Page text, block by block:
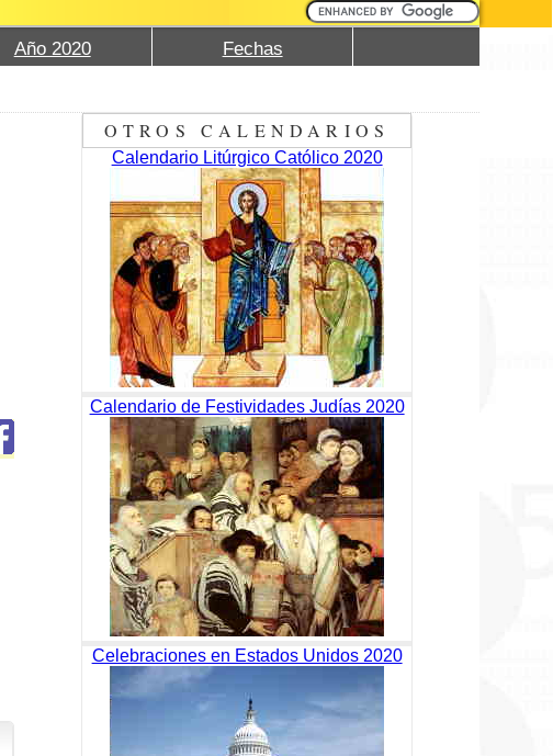
Año 2020 Fechas
OTROS CALENDARIOS
Calendario Litúrgico Católico 2020
Calendario de Festividades Judías 2020
Celebraciones en Estados Unidos 2020